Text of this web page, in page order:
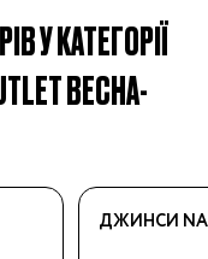
У КАТЕГОРІЇ
ВЕСНА-
ДЖИНСИ